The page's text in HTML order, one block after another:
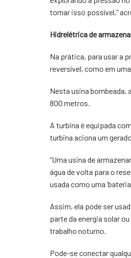
tornar isso possível,”
Hidrelétrica de
Na prática, para usar a
reversível, como em
Nesta usina bombeada,
800 metros.
A turbina é equipada
turbina aciona um
“Uma usina de
água de volta para o
usada como uma
Assim, ela pode ser
parte da energia solar
trabalho noturno.
Pode-se conectar